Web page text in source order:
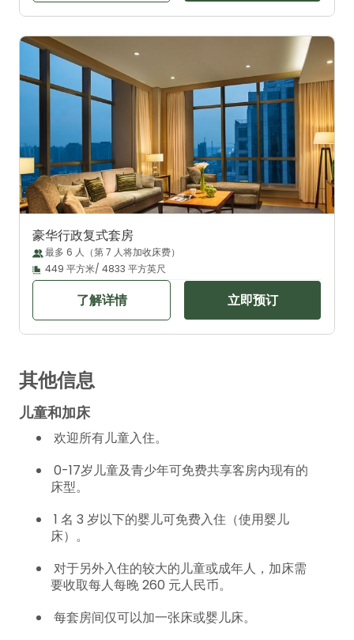
豪华行政复式套房
最多 6 人（第 7 人将加收床费）
449 平方米/ 4833 平方英尺
了解详情 立即预订
其他信息
儿童和加床
欢迎所有儿童入住。
0-17岁儿童及青少年可免费共享客房内现有的
床型。
1 名 3 岁以下的婴儿可免费入住（使用婴儿
床）。
对于另外入住的较大的儿童或成年人，加床需
要收取每人每晚 260 元人民币。
每套房间仅可以加一张床或婴儿床。